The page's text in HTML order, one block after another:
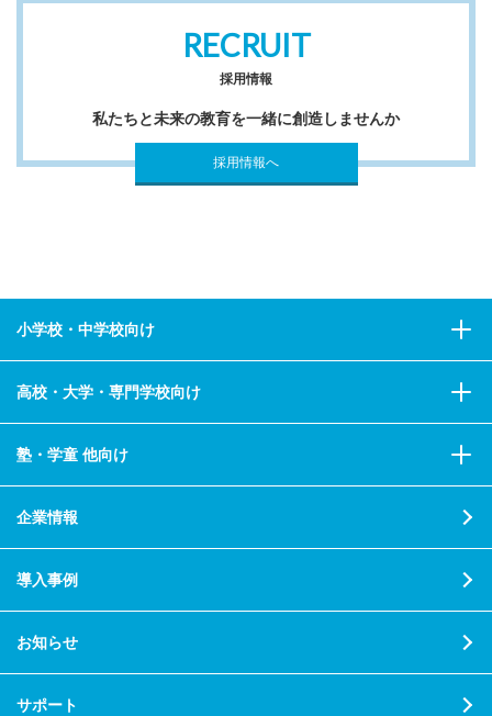
RECRUIT
採用情報
私たちと未来の教育を一緒に創造しませんか
採用情報へ
小学校・中学校向け
高校・大学・専門学校向け
塾・学童 他向け
企業情報
導入事例
お知らせ
サポート